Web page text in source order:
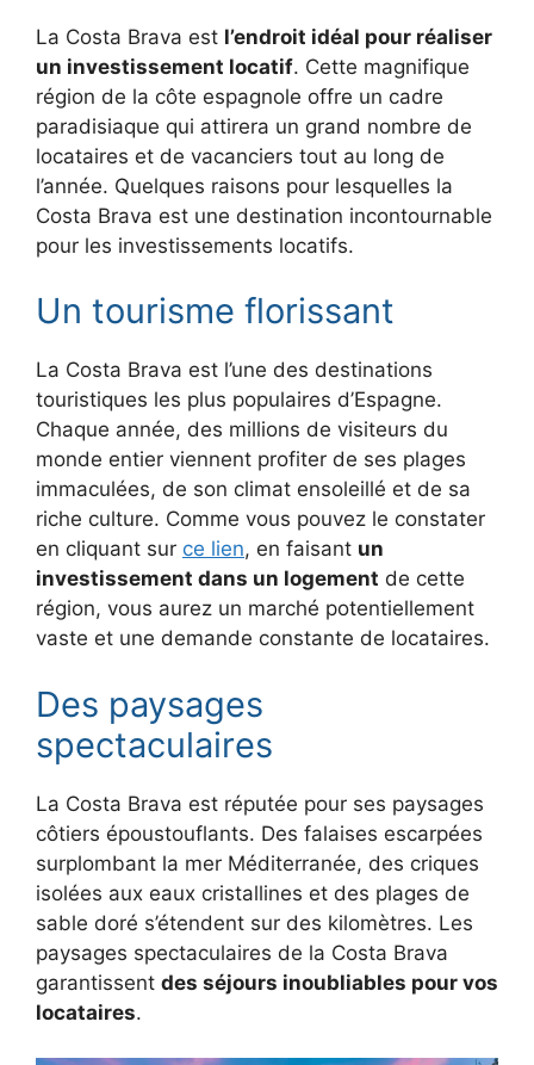
La Costa Brava est l’endroit idéal pour réaliser
un investissement locatif. Cette magnifique
région de la côte espagnole offre un cadre
paradisiaque qui attirera un grand nombre de
locataires et de vacanciers tout au long de
l’année. Quelques raisons pour lesquelles la
Costa Brava est une destination incontournable
pour les investissements locatifs.
Un tourisme florissant
La Costa Brava est l’une des destinations
touristiques les plus populaires d’Espagne.
Chaque année, des millions de visiteurs du
monde entier viennent profiter de ses plages
immaculées, de son climat ensoleillé et de sa
riche culture. Comme vous pouvez le constater
en cliquant sur ce lien, en faisant un
investissement dans un logement de cette
région, vous aurez un marché potentiellement
vaste et une demande constante de locataires.
Des paysages
spectaculaires
La Costa Brava est réputée pour ses paysages
côtiers époustouflants. Des falaises escarpées
surplombant la mer Méditerranée, des criques
isolées aux eaux cristallines et des plages de
sable doré s’étendent sur des kilomètres. Les
paysages spectaculaires de la Costa Brava
garantissent des séjours inoubliables pour vos
locataires.